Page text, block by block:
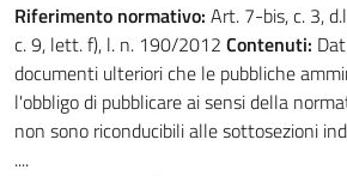
Riferimento normativo: Art. 7-bis, c. 3,
c. 9, lett. f), l. n. 190/2012 Contenuti:
documenti ulteriori che le pubbliche
l'obbligo di pubblicare ai sensi della
non sono riconducibili alle sottosezioni
....